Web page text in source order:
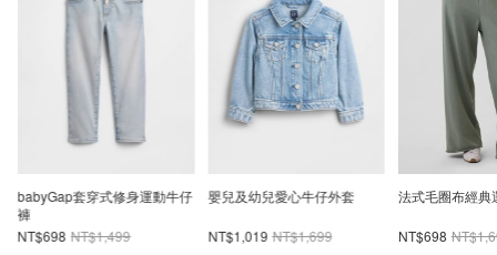
babyGap套穿式修身運動牛仔
褲
NT$698 NT$1,499
嬰兒及幼兒愛心牛仔外套
NT$1,019 NT$1,699
法式毛圈布經典
NT$698